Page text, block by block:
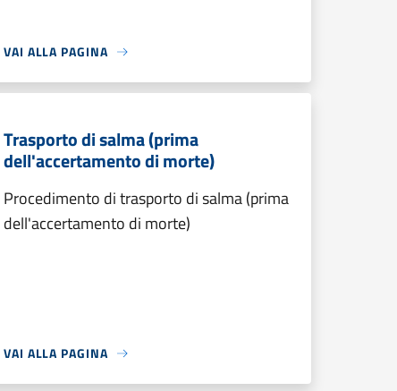
VAI ALLA PAGINA
Trasporto di salma (prima
dell'accertamento di morte)
Procedimento di trasporto di salma (prima
dell'accertamento di morte)
VAI ALLA PAGINA